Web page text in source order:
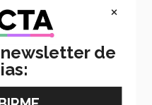
y en cuanto a los
×
de